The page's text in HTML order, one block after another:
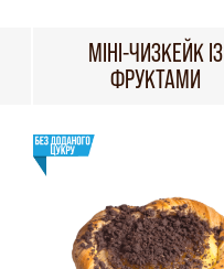
МІНІ-ЧИЗКЕЙК ІЗ
ФРУКТАМИ